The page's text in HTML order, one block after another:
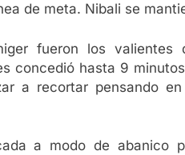
de meta. Nibali se
fueron los valientes
concedió hasta 9
a recortar pensando
a modo de abanico